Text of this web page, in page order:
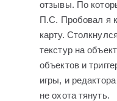
отзывы. По
П.С. Пробовал я
карту.
текстур на
объектов и
игры, и
не охота тянуть.